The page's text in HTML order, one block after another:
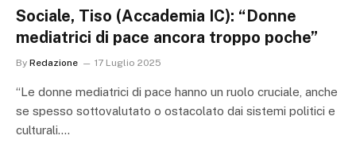
Sociale, Tiso (Accademia IC): “Donne
mediatrici di pace ancora troppo poche”
By Redazione 17 Luglio 2025
“Le donne mediatrici di pace hanno un ruolo cruciale, anche
se spesso sottovalutato o ostacolato dai sistemi politici e
culturali.…